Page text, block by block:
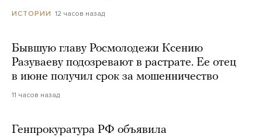
ИСТОРИИ 12 часов назад
Бывшую главу Росмолодежи Ксению
Разуваеву подозревают в растрате. Ее отец
в июне получил срок за мошенничество
11 часов назад
Генпрокуратура РФ объявила